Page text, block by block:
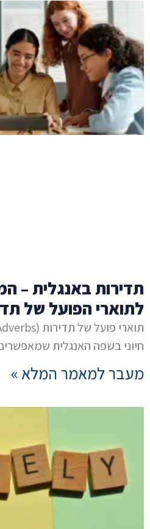
תדירות באנגלית –
לתוארי הפועל של
חיוני בשפה האנגלית
מעבר למאמר המלא »